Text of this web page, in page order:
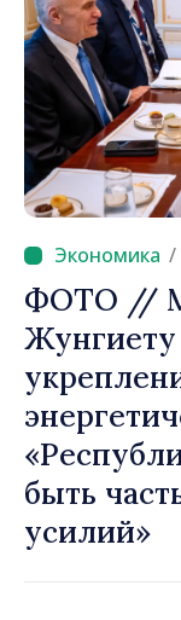
/
ФОТО //
Жунгиету
быть
усилий»